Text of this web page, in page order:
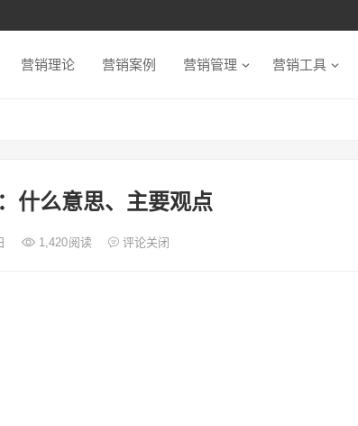
营销理论 营销案例 营销管理 营销工具
什么意思、主要观点
1,420阅读 评论关闭